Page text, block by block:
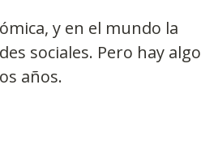
Experiencia del trabajador
y en el mundo la
sociales. Pero hay algo
años.